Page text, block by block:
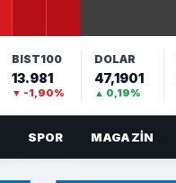
BIST100
13.981
▼ -1,90%
DOLAR
47,1901
▲ 0,19%
SPOR MAGAZIN